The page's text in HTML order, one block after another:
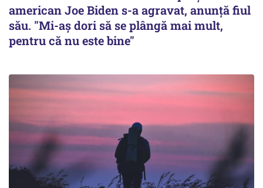
american Joe Biden s-a agravat, anunță fiul
său. "Mi-aș dori să se plângă mai mult,
pentru că nu este bine"